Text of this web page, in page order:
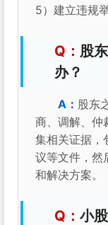
5）建立违规
股
办？
股东
商、调解、仲
集相关证据，
议等文件，然
和解决方案。
小